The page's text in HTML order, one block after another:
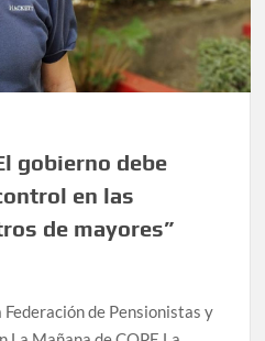
gobierno debe
en las
de mayores”
de Pensionistas y